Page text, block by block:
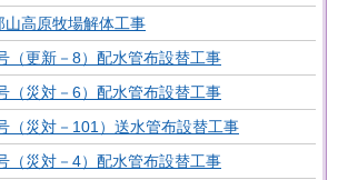
山高原牧場解体工事
（更新－8）配水管布設替工事
（災対－6）配水管布設替工事
（災対－101）送水管布設替工事
（災対－4）配水管布設替工事